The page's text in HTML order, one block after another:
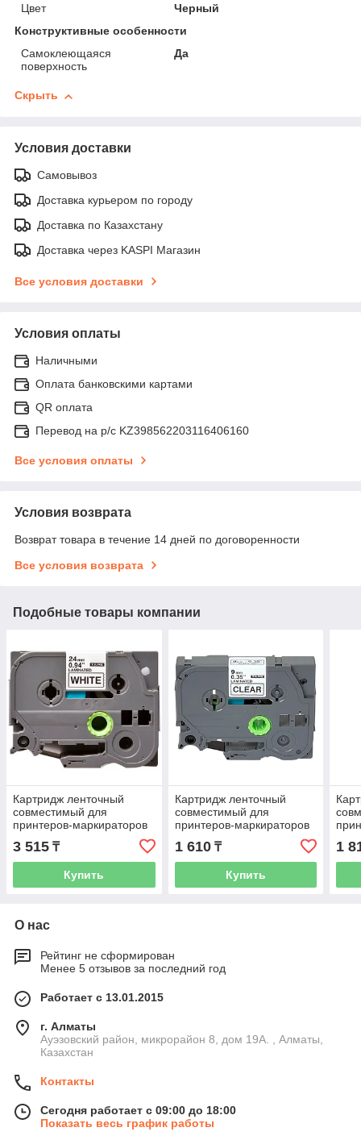
Цвет
Черный
Конструктивные особенности
Самоклеющаяся
поверхность
Да
Скрыть
Условия доставки
Самовывоз
Доставка курьером по городу
Доставка по Казахстану
Доставка через KASPI Магазин
Все условия доставки
Условия оплаты
Наличными
Оплата банковскими картами
QR оплата
Перевод на р/с KZ398562203116406160
Все условия оплаты
Условия возврата
Возврат товара в течение 14 дней по договоренности
Все условия возврата
Подобные товары компании
Картридж ленточный
совместимый для
принтеров-маркираторов
Brother (TZE-251) - 24 мм,
черный на белом
3 515 ₸
Купить
Картридж ленточный
совместимый для
принтеров-маркираторов
Brother (AZE-121) - 9мм х
8м, черный на
прозрачном
1 610₸
Купить
1
О нас
Рейтинг не сформирован
Менее 5 отзывов за последний год
Работает с 13.01.2015
г. Алматы
Ауэзовский район, микрорайон 8, дом 19А. , Алматы,
Казахстан
Контакты
Сегодня работает с 09:00 до 18:00
Показать весь график работы